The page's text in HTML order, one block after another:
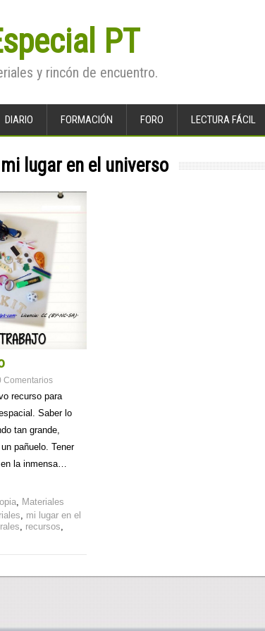
PT
y rincón de encuentro.
DIARIO FORMACIÓN FORO LECTURA FÁCIL
mi lugar en el universo
Comentarios
recurso para
Saber lo
tan grande,
pañuelo. Tener
la inmensa…
Materiales
mi lugar en el
recursos